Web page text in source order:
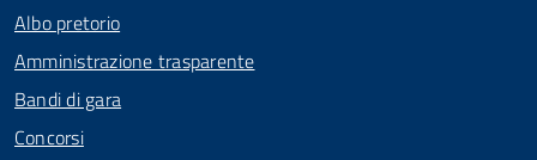
Albo pretorio
Amministrazione trasparente
Bandi di gara
Concorsi